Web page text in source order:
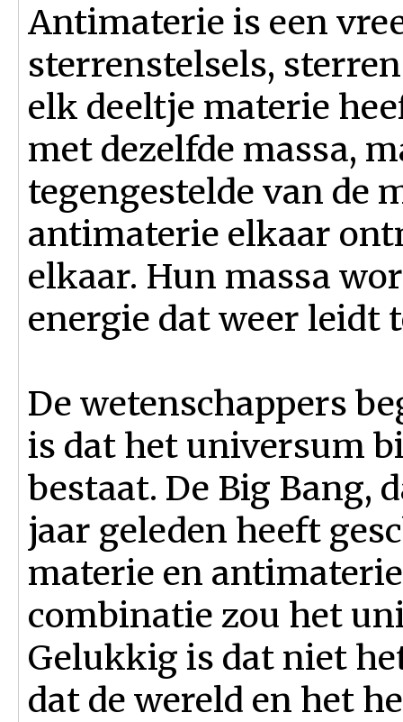
Antimaterie is een
sterrenstelsels,
elk deeltje materie
met dezelfde massa,
tegengestelde van de
antimaterie elkaar
elkaar. Hun massa
energie dat weer leidt
De wetenschappers
is dat het universum
bestaat. De Big Bang,
jaar geleden heeft
materie en
combinatie zou het
Gelukkig is dat niet
dat de wereld en het